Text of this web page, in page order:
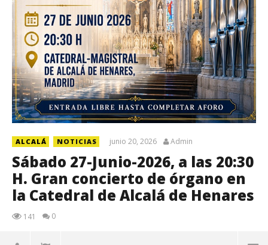
ALCALÁ NOTICIAS junio 20, 2026 Admin
Sábado 27-Junio-2026, a las 20:30
H. Gran concierto de órgano en
la Catedral de Alcalá de Henares
141 0